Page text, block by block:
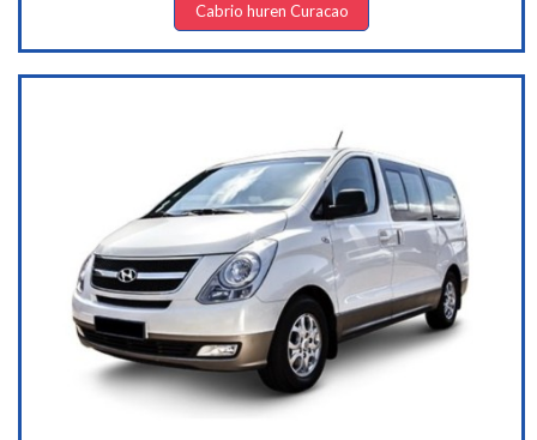
Cabrio huren Curacao